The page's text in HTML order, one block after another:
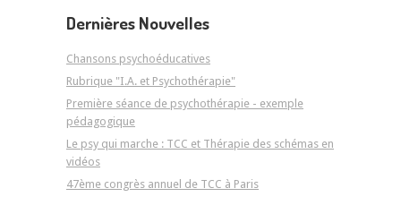
Dernières Nouvelles
Chansons psychoéducatives
Rubrique "I.A. et Psychothérapie"
Première séance de psychothérapie - exemple
pédagogique
Le psy qui marche : TCC et Thérapie des schémas en
vidéos
47ème congrès annuel de TCC à Paris